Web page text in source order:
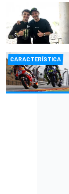
CARACTERÍSTICA